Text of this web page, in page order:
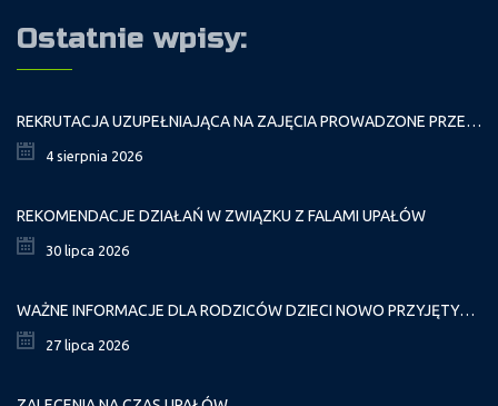
Ostatnie wpisy:
REKRUTACJA UZUPEŁNIAJĄCA NA ZAJĘCIA PROWADZONE PRZEZ PAŁAC MŁODZIEŻY W ROKU SZKOLNYM 2026/2027
4 sierpnia 2026
REKOMENDACJE DZIAŁAŃ W ZWIĄZKU Z FALAMI UPAŁÓW
30 lipca 2026
WAŻNE INFORMACJE DLA RODZICÓW DZIECI NOWO PRZYJĘTYCH GR. I
27 lipca 2026